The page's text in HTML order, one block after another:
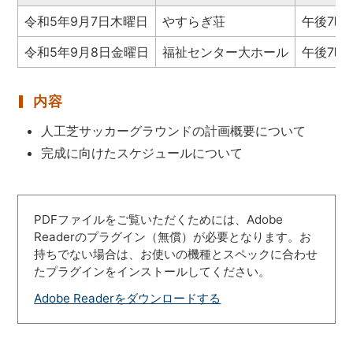
令和5年9月7日木曜日
やすらぎ荘
午後7時
令和5年9月8日金曜日
福祉センター大ホール 午後7時
内容
人工芝サッカーグラウンドの計画概要について
完成に向けたスケジュールについて
PDFファイルをご覧いただくためには、Adobe
Readerのプラグイン（無償）が必要となります。お
持ちでない場合は、お使いの機種とスペックに合わせ
たプラグインをインストールしてください。
Adobe Readerをダウンロードする